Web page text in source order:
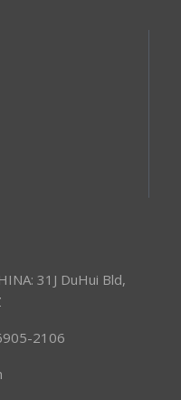
31J DuHui Bld,
2106